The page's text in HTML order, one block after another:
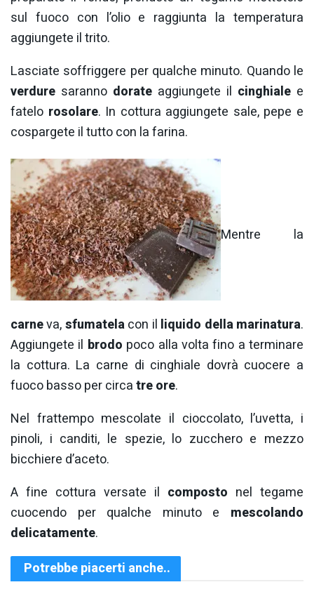
sul fuoco con l’olio e raggiunta la temperatura
aggiungete il trito.
Lasciate soffriggere per qualche minuto. Quando le
verdure saranno dorate aggiungete il cinghiale e
fatelo rosolare. In cottura aggiungete sale, pepe e
cospargete il tutto con la farina.
Mentre la
carneva,sfumatelacon il liquido della marinatura.
Aggiungete il brodo poco alla volta fino a terminare
la cottura. La carne di cinghiale dovrà cuocere a
fuoco basso per circatre ore.
Nel frattempo mescolate il cioccolato, l’uvetta, i
pinoli, i canditi, le spezie, lo zucchero e mezzo
bicchiere d’aceto.
A fine cottura versate il composto nel tegame
cuocendo per qualche minuto e mescolando
delicatamente.
Potrebbe piacerti anche..